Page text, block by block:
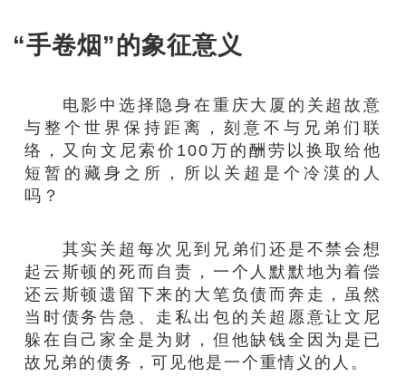
“手卷烟”的象征意义
电影中选择隐身在重庆大厦的关超故意
与整个世界保持距离，刻意不与兄弟们联
络，又向文尼索价100万的酬劳以换取给他
短暂的藏身之所，所以关超是个冷漠的人
吗？
其实关超每次见到兄弟们还是不禁会想
起云斯顿的死而自责，一个人默默地为着偿
还云斯顿遗留下来的大笔负债而奔走，虽然
当时债务告急、走私出包的关超愿意让文尼
躲在自己家全是为财，但他缺钱全因为是已
故兄弟的债务，可见他是一个重情义的人。